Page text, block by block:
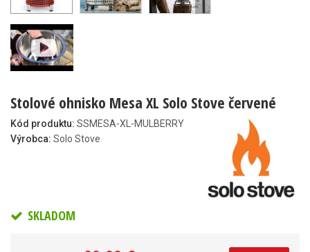
Stolové ohnisko Mesa XL Solo Stove červené
Kód produktu: SSMESA-XL-MULBERRY
Výrobca: Solo Stove
SKLADOM